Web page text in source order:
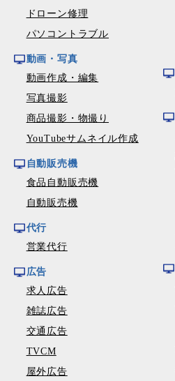
ドローン修理
パソコントラブル
動画・写真
動画作成・編集
写真撮影
商品撮影・物撮り
YouTubeサムネイル作成
自動販売機
食品自動販売機
自動販売機
代行
営業代行
広告
求人広告
雑誌広告
交通広告
TVCM
屋外広告